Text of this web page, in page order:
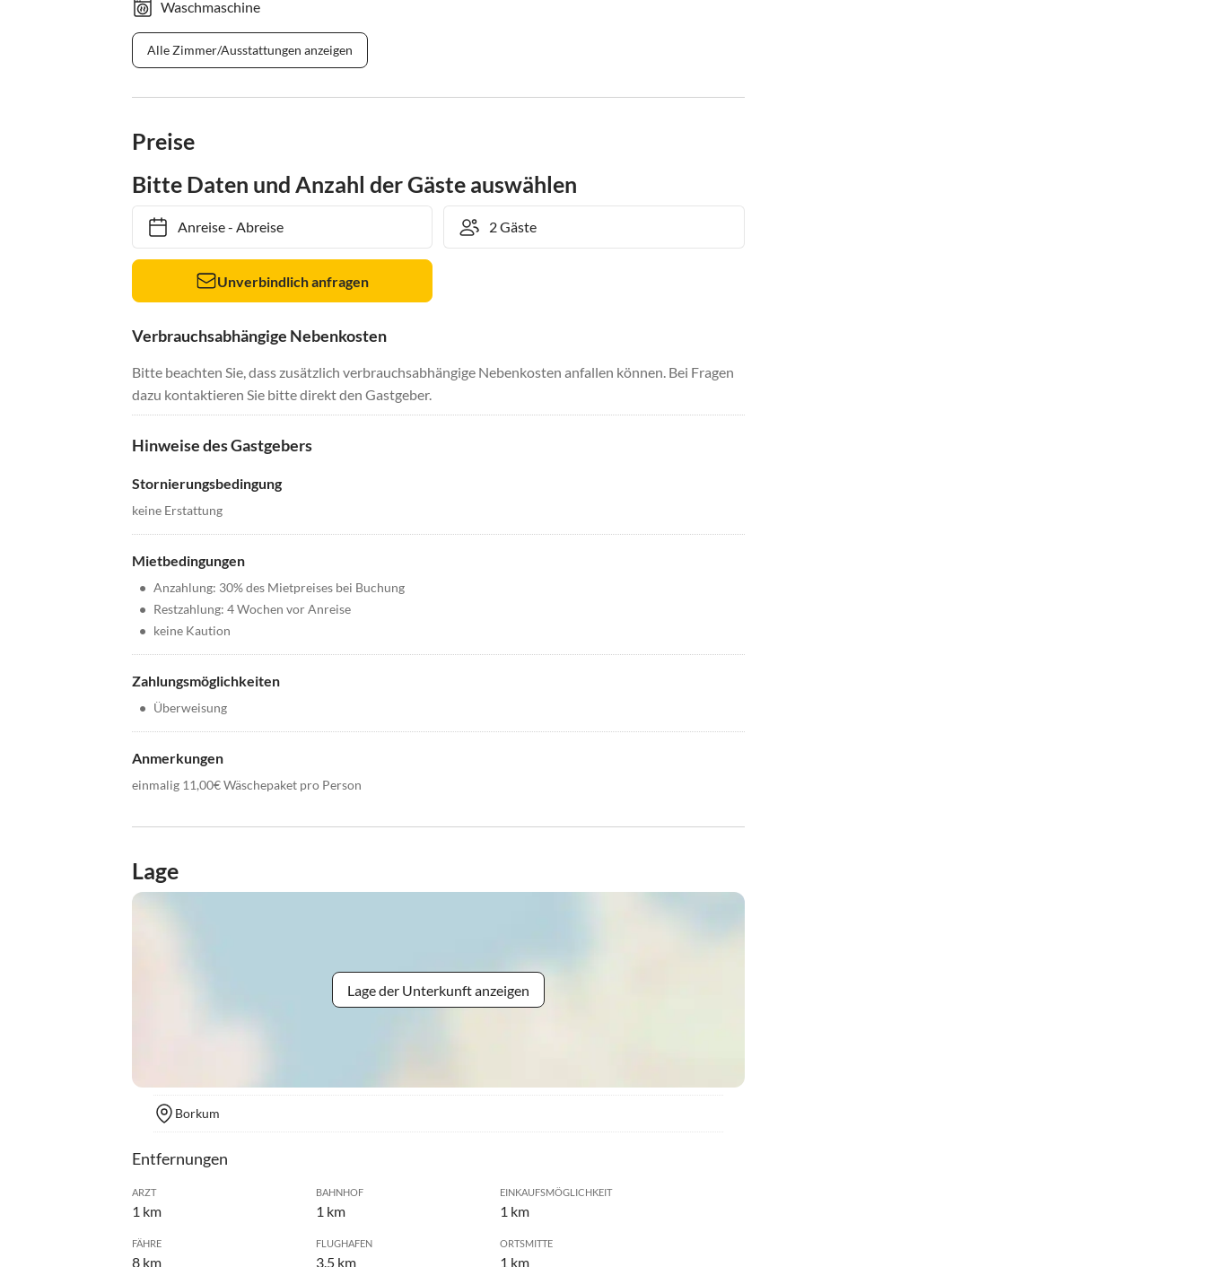
Waschmaschine
Alle Zimmer/Ausstattungen anzeigen
Preise
Bitte Daten und Anzahl der Gäste auswählen
Anreise- Abreise
Unverbindlich anfragen
Verbrauchsabhängige Nebenkosten
Bitte beachten Sie, dass zusätzlich verbrauchsabhängige Nebenkosten anfallen können. Bei Fragen
dazu kontaktieren Sie bitte direkt den Gastgeber.
Hinweise des Gastgebers
Stornierungsbedingung
keine Erstattung
Mietbedingungen
• Anzahlung: 30% des Mietpreises bei Buchung
• Restzahlung: 4 Wochen vor Anreise
• keine Kaution
Zahlungsmöglichkeiten
• Überweisung
Anmerkungen
einmalig 11,00€ Wäschepaket pro Person
Lage
Lage der Unterkunft anzeigen
Borkum
Entfernungen
ARZT
1 km
BAHNHOF
1 km
EINKAUFSMÖGLICHKEIT
1 km
FÄHRE
8 km
FLUGHAFEN
3.5 km
ORTSMITTE
1 km